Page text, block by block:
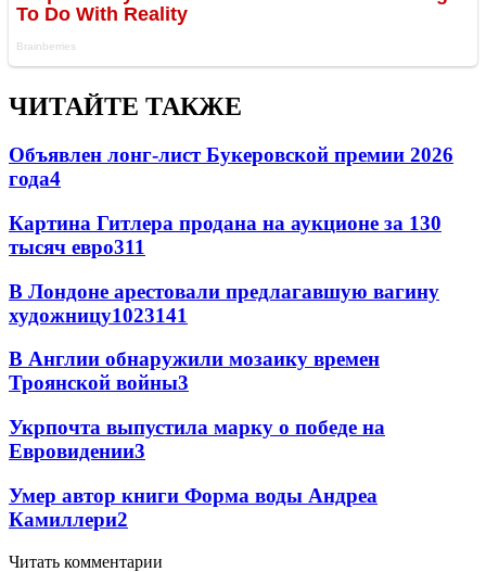
ЧИТАЙТЕ ТАКЖЕ
Объявлен лонг-лист Букеровской премии 2026
года4
Картина Гитлера продана на аукционе за 130
тысяч евро311
В Лондоне арестовали предлагавшую вагину
художницу1023141
В Англии обнаружили мозаику времен
Троянской войны3
Укрпочта выпустила марку о победе на
Евровидении3
Умер автор книги Форма воды Андреа
Камиллери2
Читать комментарии